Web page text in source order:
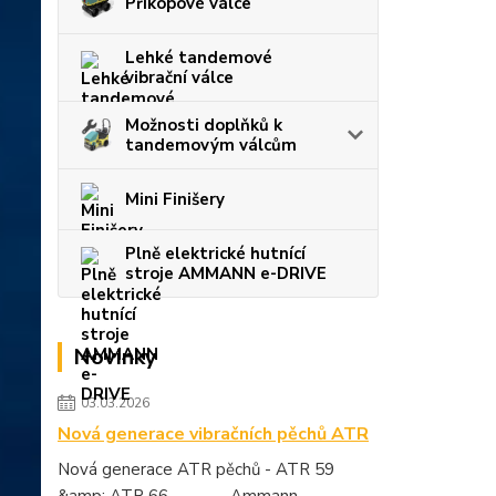
Lehké tandemové
vibrační válce
Možnosti doplňků k
tandemovým válcům
Mini Finišery
Plně elektrické hutnící
stroje AMMANN e-DRIVE
Novinky
03.03.2026
Nová generace vibračních pěchů ATR
Nová generace ATR pěchů - ATR 59